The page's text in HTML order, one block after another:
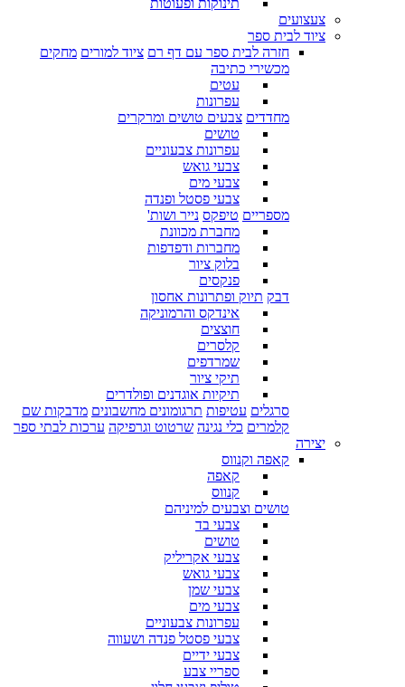
תינוקות ופעוטות
צעצועים
ציוד לבית ספר
חזרה לבית ספר עם דף רם ציוד למורים מחקים
מכשירי כתיבה
עטים
עפרונות
מחדדים צבעים טושים ומרקרים
טושים
עפרונות צבעוניים
צבעי גואש
צבעי מים
צבעי פסטל ופנדה
מספריים טיפקס נייר ושות'
מחברת מכוונת
מחברות ודפדפות
בלוק ציור
פנקסים
דבק תיוק ופתרונות אחסון
אינדקס והרמוניקה
חוצצים
קלסרים
שמרדפים
תיקי ציור
תיקיות אוגדנים ופולדרים
סרגלים עטיפות תרגומונים מחשבונים מדבקות שם
קלמרים כלי נגינה שרטוט וגרפיקה ערכות לבתי ספר
יצירה
קאפה וקנווס
קאפה
קנווס
טושים וצבעים למיניהם
צבעי בד
טושים
צבעי אקריליק
צבעי גואש
צבעי שמן
צבעי מים
עפרונות צבעוניים
צבעי פסטל פנדה ושעווה
צבעי ידיים
ספריי צבע